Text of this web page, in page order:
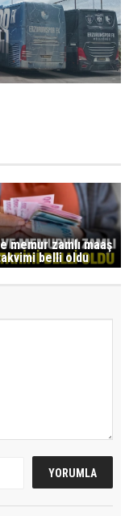
memur zamlı maaş
belli oldu